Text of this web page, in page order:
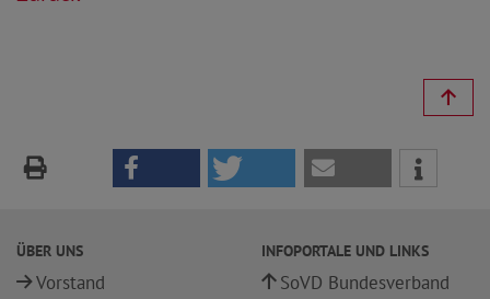
ÜBER UNS
Vorstand
INFOPORTALE UND LINKS
SoVD Bundesverband